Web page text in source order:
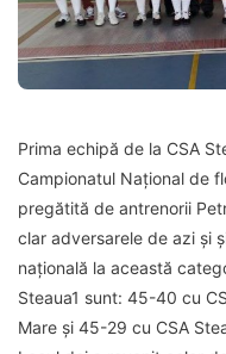
Prima echipă de la CSA
Campionatul Național de
pregătită de antrenorii
clar adversarele de azi și
națională la această
Steaua1 sunt: 45-40 cu
Mare și 45-29 cu CSA